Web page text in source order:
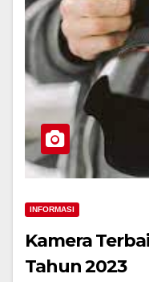
INFORMASI
Kamera
Tahun 2023